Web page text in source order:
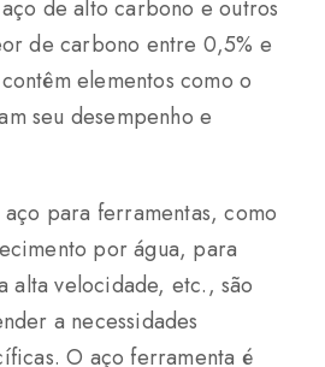
de alto carbono e outros
de carbono entre 0,5% e
elementos como o
seu desempenho e
para ferramentas, como
por água, para
alta velocidade, etc., são
a necessidades
O aço ferramenta é